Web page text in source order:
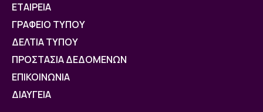
ΕΤΑΙΡΕΙΑ
ΓΡΑΦΕΙΟ ΤΥΠΟΥ
ΔΕΛΤΙΑ ΤΥΠΟΥ
ΠΡΟΣΤΑΣΙΑ ΔΕΔΟΜΕΝΩΝ
ΕΠΙΚΟΙΝΩΝΙΑ
ΔΙΑΥΓΕΙΑ